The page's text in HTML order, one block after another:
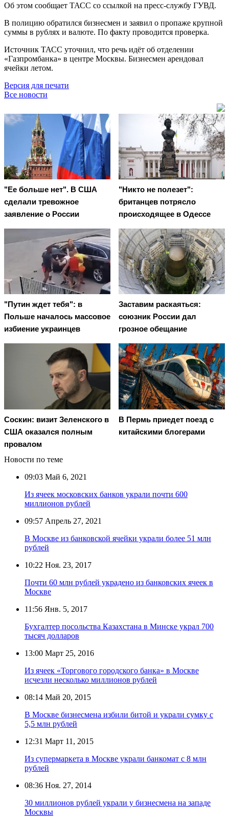
Об этом сообщает ТАСС со ссылкой на пресс-службу ГУВД.
В полицию обратился бизнесмен и заявил о пропаже крупной
суммы в рублях и валюте. По факту проводится проверка.
Источник ТАСС уточнил, что речь идёт об отделении
«Газпромбанка» в центре Москвы. Бизнесмен арендовал
ячейки летом.
Версия для печати
Все новости
"Ее больше нет". В США
сделали тревожное
заявление о России
"Никто не полезет":
британцев потрясло
происходящее в Одессе
"Путин ждет тебя": в
Польше началось массовое
избиение украинцев
Заставим раскаяться:
союзник России дал
грозное обещание
Соскин: визит Зеленского в
США оказался полным
провалом
В Пермь приедет поезд с
китайскими блогерами
Новости по теме
09:03 Май 6, 2021
Из ячеек московских банков украли почти 600
миллионов рублей
09:57 Апрель 27, 2021
В Москве из банковской ячейки украли более 51 млн
рублей
10:22 Ноя. 23, 2017
Почти 60 млн рублей украдено из банковских ячеек в
Москве
11:56 Янв. 5, 2017
Бухгалтер посольства Казахстана в Минске украл 700
тысяч долларов
13:00 Март 25, 2016
Из ячеек «Торгового городского банка» в Москве
исчезли несколько миллионов рублей
08:14 Май 20, 2015
В Москве бизнесмена избили битой и украли сумку с
5,5 млн рублей
12:31 Март 11, 2015
Из супермаркета в Москве украли банкомат с 8 млн
рублей
08:36 Ноя. 27, 2014
30 миллионов рублей украли у бизнесмена на западе
Москвы